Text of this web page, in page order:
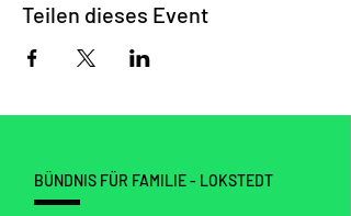
Teilen dieses Event
BÜNDNIS FÜR FAMILIE - LOKSTEDT